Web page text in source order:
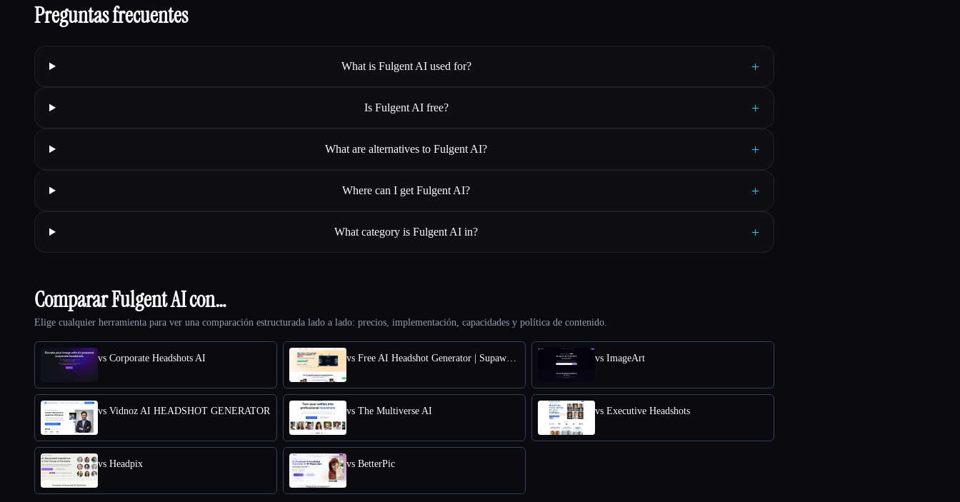
Preguntas frecuentes
What is Fulgent AI used for? +
Is Fulgent AI free? +
What are alternatives to Fulgent AI? +
Where can I get Fulgent AI? +
What category is Fulgent AI in? +
Comparar Fulgent AI con…
Elige cualquier herramienta para ver una comparación estructurada lado a lado: precios, implementación, capacidades y política de contenido.
vs Corporate Headshots AI vs ImageArt
vs Vidnoz AI HEADSHOT GENERATOR vs The Multiverse AI vs Executive Headshots
vs Headpix vs BetterPic